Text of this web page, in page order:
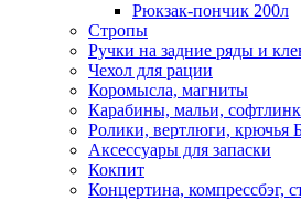
Рюкзак-пончик 200л
Стропы
Ручки на задние ряды и
Чехол для рации
Коромысла, магниты
Карабины, мальи,
Ролики, вертлюги, крючья
Аксессуары для запаски
Кокпит
Концертина, компрессбэг,